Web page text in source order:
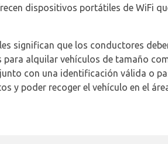
dispositivos portátiles de WiFi
significan que los conductores
alquilar vehículos de tamaño
con una identificación válida o
y poder recoger el vehículo en el